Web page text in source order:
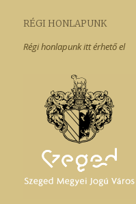
RÉGI HONLAPUNK
Régi honlapunk itt érhető el